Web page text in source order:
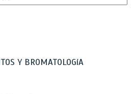
Y BROMATOLOGíA